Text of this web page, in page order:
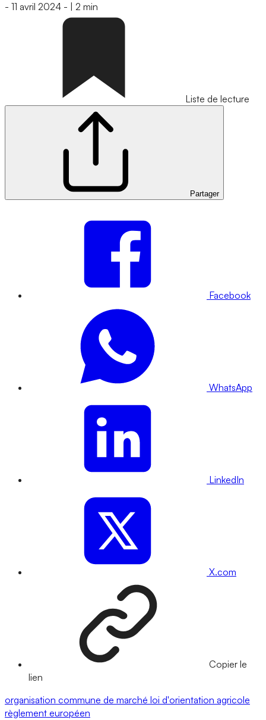
- 11 avril 2024 - 2 min
Liste de lecture
Partager
Facebook
WhatsApp
LinkedIn
X.com
Copier le
lien
organisation commune de marché loi d'orientation agricole
règlement européen